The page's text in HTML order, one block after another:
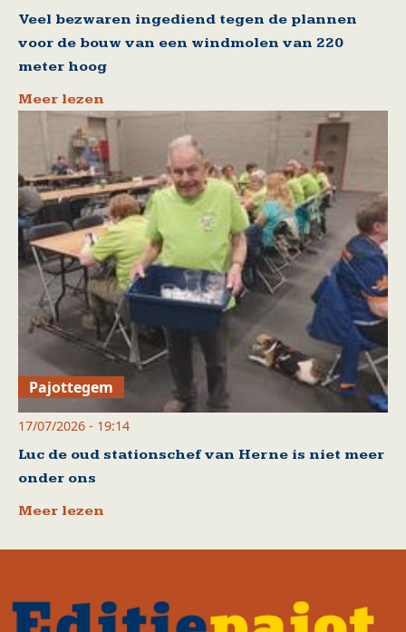
Veel bezwaren ingediend tegen de plannen
voor de bouw van een windmolen van 220
meter hoog
Meer lezen
Pajottegem
17/07/2026 - 19:14
Luc de oud stationschef van Herne is niet meer
onder ons
Meer lezen